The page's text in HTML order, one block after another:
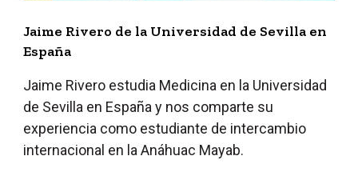
Jaime Rivero de la Universidad de Sevilla en
España
Jaime Rivero estudia Medicina en la Universidad
de Sevilla en España y nos comparte su
experiencia como estudiante de intercambio
internacional en la Anáhuac Mayab.